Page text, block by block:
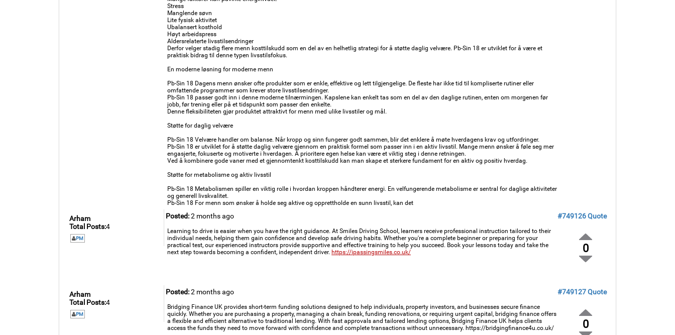
Stress
Manglende søvn
Lite fysisk aktivitet
Ubalansert kosthold
Høyt arbeidspress
Aldersrelaterte livsstilsendringer
Derfor velger stadig flere menn kosttilskudd som en del av en helhetlig strategi for å støtte daglig velvære. Pb-Sin 18 er utviklet for å være et
praktisk bidrag til denne typen livsstilsfokus.
En moderne løsning for moderne menn
Pb-Sin 18 Dagens menn ønsker ofte produkter som er enkle, effektive og lett tilgjengelige. De fleste har ikke tid til kompliserte rutiner eller
omfattende programmer som krever store livsstilsendringer.
Pb-Sin 18 passer godt inn i denne moderne tilnærmingen. Kapslene kan enkelt tas som en del av den daglige rutinen, enten om morgenen før
jobb, før trening eller på et tidspunkt som passer den enkelte.
Denne fleksibiliteten gjør produktet attraktivt for menn med ulike livsstiler og mål.
Støtte for daglig velvære
Pb-Sin 18 Velvære handler om balanse. Når kropp og sinn fungerer godt sammen, blir det enklere å møte hverdagens krav og utfordringer.
Pb-Sin 18 er utviklet for å støtte daglig velvære gjennom en praktisk formel som passer inn i en aktiv livsstil. Mange menn ønsker å føle seg mer
engasjerte, fokuserte og motiverte i hverdagen. Å prioritere egen helse kan være et viktig steg i denne retningen.
Ved å kombinere gode vaner med et gjennomtenkt kosttilskudd kan man skape et sterkere fundament for en aktiv og positiv hverdag.
Støtte for metabolisme og aktiv livsstil
Pb-Sin 18 Metabolismen spiller en viktig rolle i hvordan kroppen håndterer energi. En velfungerende metabolisme er sentral for daglige aktiviteter
og generell livskvalitet.
Pb-Sin 18 For menn som ønsker å holde seg aktive og opprettholde en sunn livsstil, kan det
Arham
Total Posts:4
PM
Posted:2 months ago #749126Quote
0
Learning to drive is easier when you have the right guidance. At Smiles Driving School, learners receive professional instruction tailored to their
individual needs, helping them gain confidence and develop safe driving habits. Whether you're a complete beginner or preparing for your
practical test, our experienced instructors provide supportive and effective training to help you succeed. Book your lessons today and take the
next step towards becoming a confident, independent driver. https://ipassingsmiles.co.uk/
Arham
Total Posts:4
PM
Posted:2 months ago #749127Quote
0
Bridging Finance UK provides short-term funding solutions designed to help individuals, property investors, and businesses secure finance
quickly. Whether you are purchasing a property, managing a chain break, funding renovations, or requiring urgent capital, bridging finance offers
a flexible and efficient alternative to traditional lending. With fast approvals and tailored lending options, Bridging Finance UK helps clients
access the funds they need to move forward with confidence and complete transactions without unnecessary. https://bridgingfinance4u.co.uk/